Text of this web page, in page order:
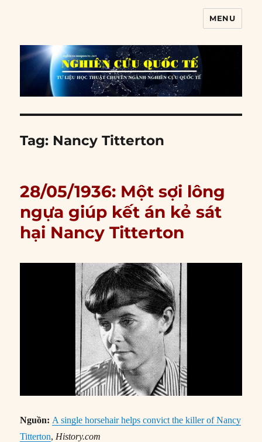
MENU
Tag: Nancy Titterton
28/05/1936: Một sợi lông
ngựa giúp kết án kẻ sát
hại Nancy Titterton
Nguồn: A single horsehair helps convict the killer of Nancy
Titterton, History.com